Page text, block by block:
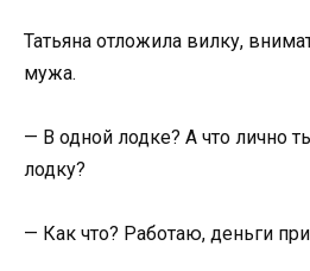
Татьяна отложила вилку,
мужа.
— В одной лодке? А что лично
лодку?
— Как что? Работаю, деньги